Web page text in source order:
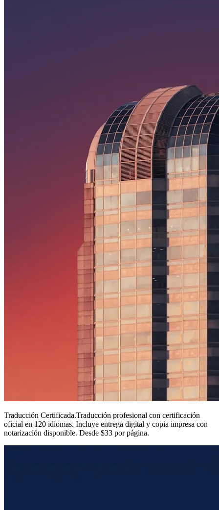
Traducción Certificada.Traducción profesional con certificación
oficial en 120 idiomas. Incluye entrega digital y copia impresa con
notarización disponible. Desde $33 por página.